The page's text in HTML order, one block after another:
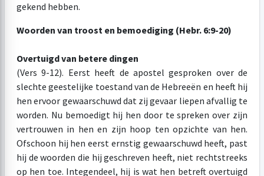
gekend hebben.
Woorden van troost en bemoediging (Hebr. 6:9-20)
Overtuigd van betere dingen
(Vers 9-12). Eerst heeft de apostel gesproken over de
slechte geestelijke toestand van de Hebreeën en heeft hij
hen ervoor gewaarschuwd dat zij gevaar liepen afvallig te
worden. Nu bemoedigt hij hen door te spreken over zijn
vertrouwen in hen en zijn hoop ten opzichte van hen.
Ofschoon hij hen eerst ernstig gewaarschuwd heeft, past
hij de woorden die hij geschreven heeft, niet rechtstreeks
op hen toe. Integendeel, hij is wat hen betreft overtuigd